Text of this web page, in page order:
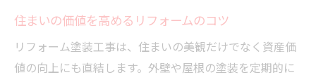
住まいの価値を高めるリフォームのコツ
リフォーム塗装工事は、住まいの美観だけでなく資産価
値の向上にも直結します。外壁や屋根の塗装を定期的に